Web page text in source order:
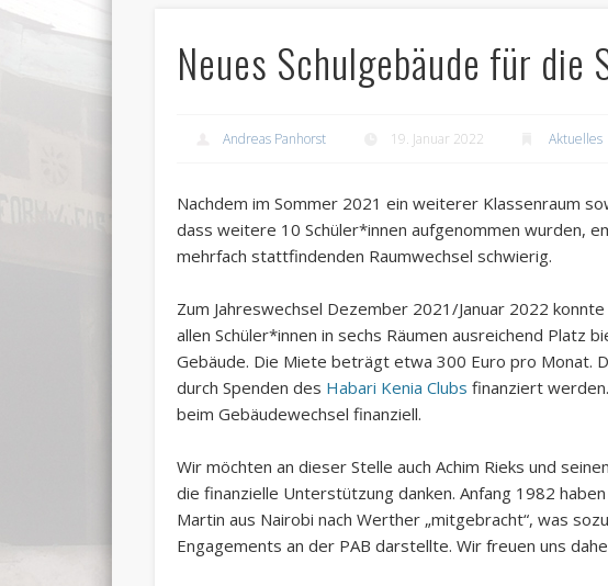
Neues Schulgebäude für die
Andreas Panhorst 19. Januar 2022 Aktuelles
Nachdem im Sommer 2021 ein weiterer Klassenraum
dass weitere 10 Schüler*innen aufgenommen wurden,
mehrfach stattfindenden Raumwechsel schwierig.
Zum Jahreswechsel Dezember 2021/Januar 2022
allen Schüler*innen in sechs Räumen ausreichend Platz
Gebäude. Die Miete beträgt etwa 300 Euro pro Monat.
durch Spenden des Habari Kenia Clubs finanziert
beim Gebäudewechsel finanziell.
Wir möchten an dieser Stelle auch Achim Rieks und
die finanzielle Unterstützung danken. Anfang 1982
Martin aus Nairobi nach Werther „mitgebracht“, was
Engagements an der PAB darstellte. Wir freuen uns